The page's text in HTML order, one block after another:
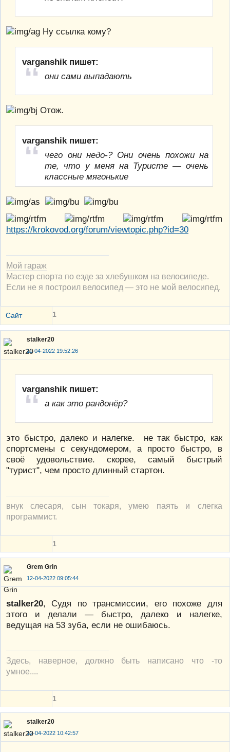
Ну ссылка кому?
varganshik пишет:
они сами выпадають
Отож.
varganshik пишет:
чего они недо-? Они очень похожи на
те, что у меня на Туристе — очень
классные мягонькие
https://krokovod.org/forum/viewtopic.php?id=30
Мой гараж
Мастер спорта по езде за хлебушком на велосипеде.
Если не я построил велосипед — это не мой велосипед.
Сайт 1
stalker20
11-04-2022 19:52:26
varganshik пишет:
а как это рандонёр?
это быстро, далеко и налегке. не так быстро, как
спортсмены с секундомером, а просто быстро, в
своё удовольствие. скорее, самый быстрый
"турист", чем просто длинный стартон.
внук слесаря, сын токаря, умею паять и слегка
программист.
1
Grem Grin
12-04-2022 09:05:44
stalker20, Судя по трансмиссии, его похоже для
этого и делали — быстро, далеко и налегке,
ведущая на 53 зуба, если не ошибаюсь.
Здесь, наверное, должно быть написано что -то
умное....
1
stalker20
12-04-2022 10:42:57